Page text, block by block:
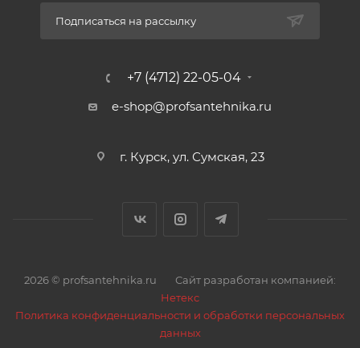
Подписаться на рассылку
+7 (4712) 22-05-04
e-shop@profsantehnika.ru
г. Курск, ул. Сумская, 23
2026 © profsantehnika.ru
Сайт разработан компанией:
Нетекс
Политика конфиденциальности и обработки персональных
данных